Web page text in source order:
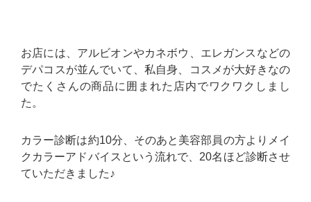
お店には、アルビオンやカネボウ、エレガンスなどの
デパコスが並んでいて、私自身、コスメが大好きなの
でたくさんの商品に囲まれた店内でワクワクしまし
た。
カラー診断は約10分、そのあと美容部員の方よりメイ
クカラーアドバイスという流れで、20名ほど診断させ
ていただきました♪